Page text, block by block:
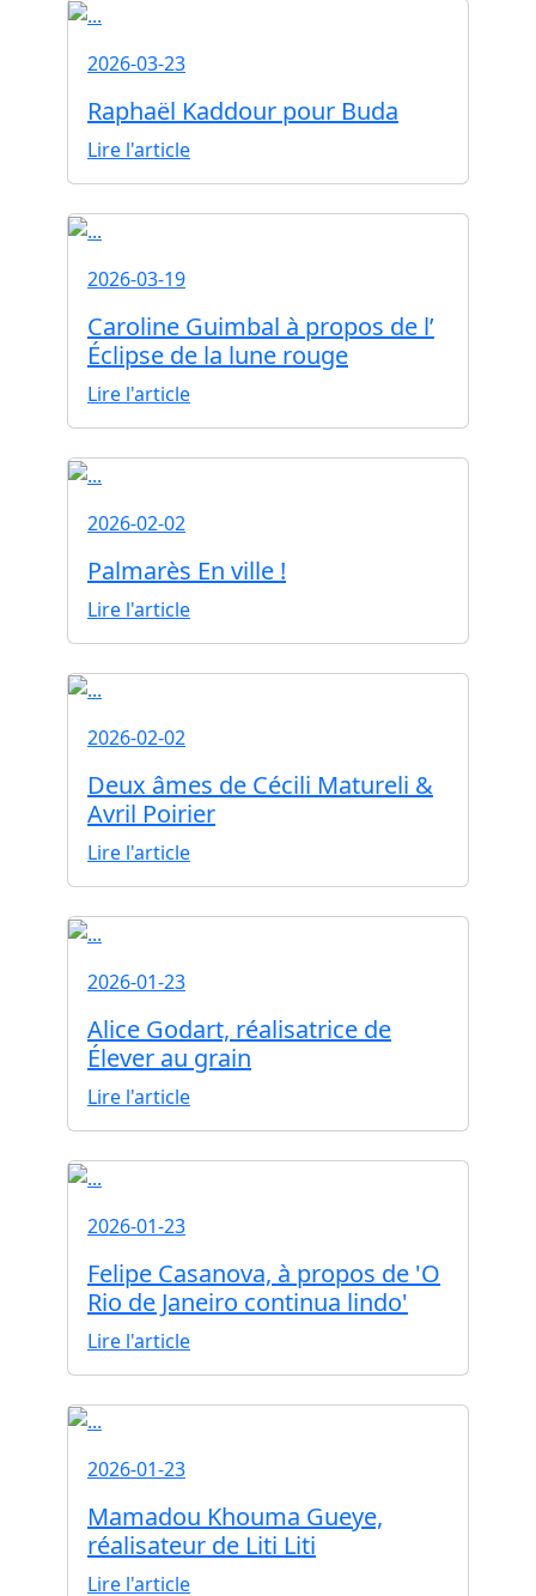
2026-03-23
Raphaël Kaddour pour Buda
Lire l'article
2026-03-19
Caroline Guimbal à propos de l’
Éclipse de la lune rouge
Lire l'article
2026-02-02
Palmarès En ville !
Lire l'article
2026-02-02
Deux âmes de Cécili Matureli &
Avril Poirier
Lire l'article
2026-01-23
Alice Godart, réalisatrice de
Élever au grain
Lire l'article
2026-01-23
Felipe Casanova, à propos de 'O
Rio de Janeiro continua lindo'
Lire l'article
2026-01-23
Mamadou Khouma Gueye,
réalisateur de Liti Liti
Lire l'article